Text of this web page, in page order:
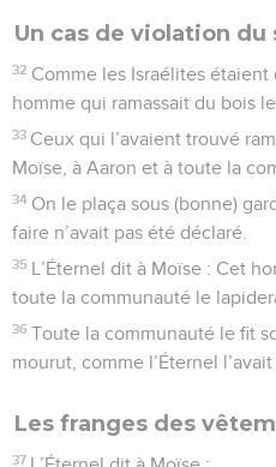
Un cas de violation du
32 Comme les Israélites
homme qui ramassait du bois
33 Ceux qui l’avaient trouvé
Moïse, à Aaron et à toute la
34 On le plaça sous (bonne)
faire n’avait pas été déclaré.
35 L’Éternel dit à Moïse : Cet
toute la communauté le
36 Toute la communauté le fit
mourut, comme l’Éternel
Les franges des
37